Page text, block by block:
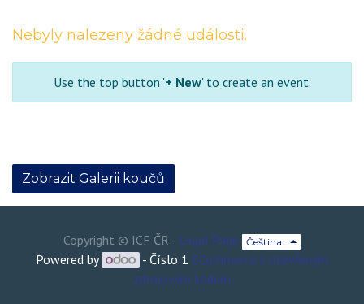
Nebyly nalezeny žádné události.
Use the top button '+ New' to create an event.
Zobrazit Galerii koučů
Copyright © ICF ČR - Legal Page Čeština
Powered by - Číslo 1 ECommerce s otevřeným
zdrojovým kódem